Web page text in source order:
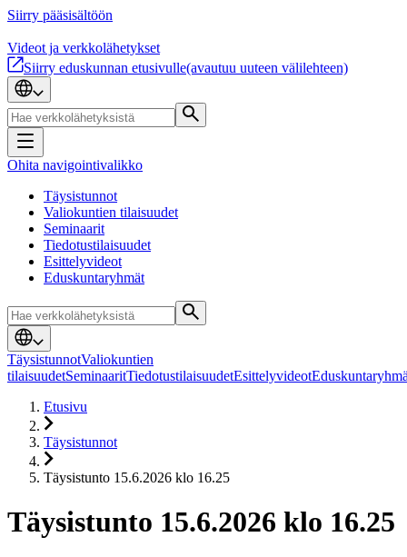
Siirry pääsisältöön
Videot ja verkkolähetykset
Siirry eduskunnan etusivulle(avautuu uuteen välilehteen)
Ohita navigointivalikko
Täysistunnot
Valiokuntien tilaisuudet
Seminaarit
Tiedotustilaisuudet
Esittelyvideot
Eduskuntaryhmät
TäysistunnotValiokuntien
tilaisuudetSeminaaritTiedotustilaisuudetEsittelyvideot
Etusivu
Täysistunnot
Täysistunto 15.6.2026 klo 16.25
Täysistunto 15.6.2026 klo 16.25